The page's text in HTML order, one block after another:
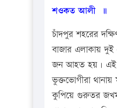
শওকত আলী ॥
চাঁদপুর শহরের
বাজার এলাকায়
জন আহত হয়। এই
ভুক্তভোগীরা
কুপিয়ে গুরুতর